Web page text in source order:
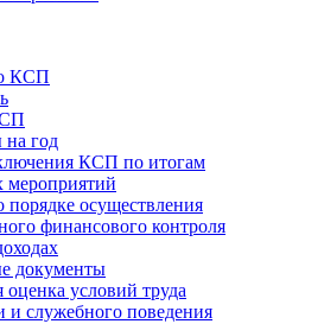
КСП
на год
КСП по итогам
мероприятий
осуществления
финансового контроля
документы
оценка условий труда
и служебного поведения